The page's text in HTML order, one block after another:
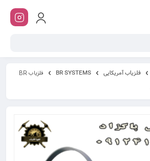
فلزیاب آمریکایی BR SYSTEMS
فلزیاب BR